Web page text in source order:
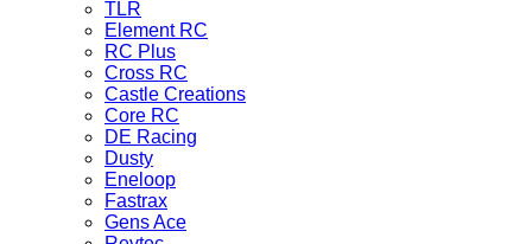
TLR
Element RC
RC Plus
Cross RC
Castle Creations
Core RC
DE Racing
Dusty
Eneloop
Fastrax
Gens Ace